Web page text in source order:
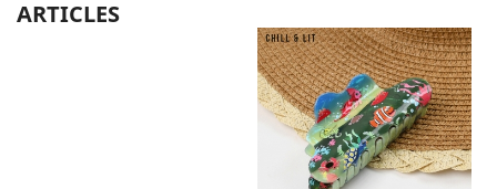
ARTICLES